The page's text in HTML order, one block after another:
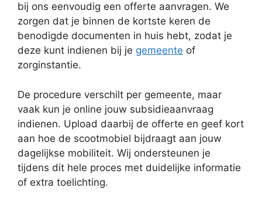
bij ons eenvoudig een offerte aanvragen. We
zorgen dat je binnen de kortste keren de
benodigde documenten in huis hebt, zodat je
deze kunt indienen bij je gemeente of
zorginstantie.
De procedure verschilt per gemeente, maar
vaak kun je online jouw subsidieaanvraag
indienen. Upload daarbij de offerte en geef kort
aan hoe de scootmobiel bijdraagt aan jouw
dagelijkse mobiliteit. Wij ondersteunen je
tijdens dit hele proces met duidelijke informatie
of extra toelichting.